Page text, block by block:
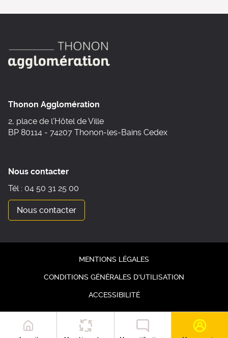
Thonon Agglomération
2, place de l'Hôtel de Ville
BP 80114 - 74207 Thonon-les-Bains Cedex
Nous contacter
Tél : 04 50 31 25 00
Nous contacter
MENTIONS LÉGALES
CONDITIONS GÉNÉRALES D'UTILISATION
ACCESSIBILITÉ